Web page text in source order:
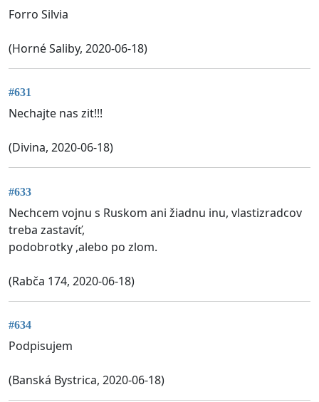
Forro Silvia
(Horné Saliby, 2020-06-18)
#631
Nechajte nas zit!!!
(Divina, 2020-06-18)
#633
Nechcem vojnu s Ruskom ani žiadnu inu, vlastizradcov
treba zastavíť,
podobrotky ,alebo po zlom.
(Rabča 174, 2020-06-18)
#634
Podpisujem
(Banská Bystrica, 2020-06-18)